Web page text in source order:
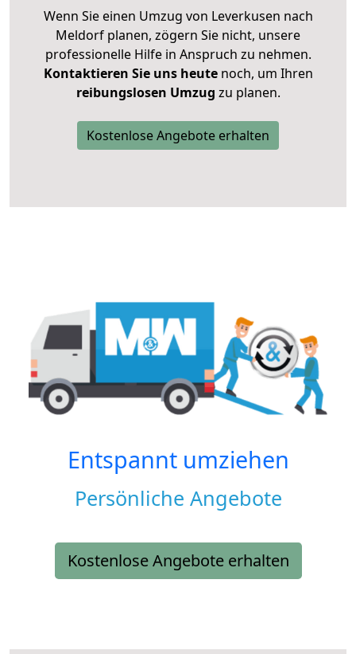
Wenn Sie einen Umzug von Leverkusen nach
Meldorf planen, zögern Sie nicht, unsere
professionelle Hilfe in Anspruch zu nehmen.
Kontaktieren Sie uns heutenoch, um Ihren
reibungslosen Umzug zu planen.
Kostenlose Angebote erhalten
Entspannt umziehen
Persönliche Angebote
Kostenlose Angebote erhalten